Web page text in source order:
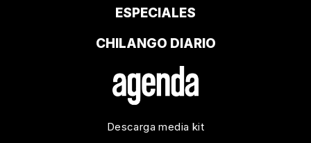
ESPECIALES
CHILANGO DIARIO
Descarga media kit